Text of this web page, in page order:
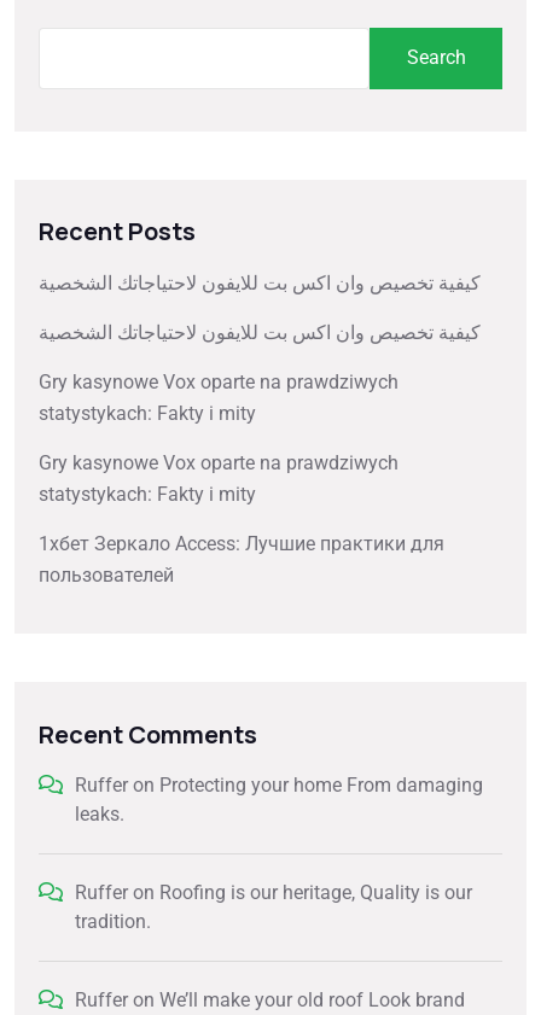
Search
Recent Posts
كيفية تخصيص وان اكس بت للايفون لاحتياجاتك الشخصية
كيفية تخصيص وان اكس بت للايفون لاحتياجاتك الشخصية
Gry kasynowe Vox oparte na prawdziwych
statystykach: Fakty i mity
Gry kasynowe Vox oparte na prawdziwych
statystykach: Fakty i mity
1хбет Зеркало Access: Лучшие практики для
пользователей
Recent Comments
Ruffer on Protecting your home From damaging
leaks.
Ruffer on Roofing is our heritage, Quality is our
tradition.
Ruffer on We’ll make your old roof Look brand